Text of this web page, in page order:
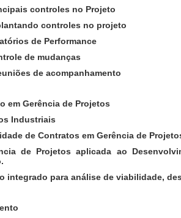
controles no Projeto
controles no projeto
de Performance
de mudanças
de acompanhamento
em Gerência de Projetos
Industriais
de Contratos em Gerência de
de Projetos aplicada ao
integrado para análise de viabilidade,